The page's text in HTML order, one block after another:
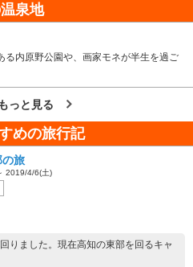
泉地
る内原野公園や、画家モネが半生を過ご
っと見る
めの旅行記
の旅
2019/4/6(土)
りました。現在高知の東部を回るキャ